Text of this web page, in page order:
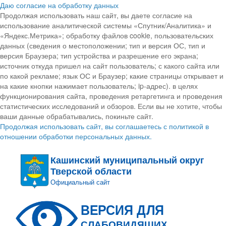
Даю согласие на обработку данных
Продолжая использовать наш сайт, вы даете согласие на
использование аналитической системы «Спутник/Аналитика» и
«Яндекс.Метрика»; обработку файлов cookie, пользовательских
данных (сведения о местоположении; тип и версия ОС, тип и
версия Браузера; тип устройства и разрешение его экрана;
источник откуда пришел на сайт пользователь; с какого сайта или
по какой рекламе; язык ОС и Браузер; какие страницы открывает и
на какие кнопки нажимает пользователь; ip-адрес). в целях
функционирования сайта, проведения ретаргетинга и проведения
статистических исследований и обзоров. Если вы не хотите, чтобы
ваши данные обрабатывались, покиньте сайт.
Продолжая использовать сайт, вы соглашаетесь с политикой в
отношении обработки персональных данных.